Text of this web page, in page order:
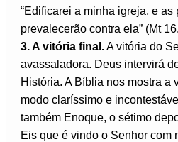
“Edificarei a minha igreja, e as
prevalecerão contra ela” (Mt
3. A vitória final.A vitória do
avassaladora. Deus intervirá
História. A Bíblia nos mostra a
modo claríssimo e
também Enoque, o sétimo
Eis que é vindo o Senhor com